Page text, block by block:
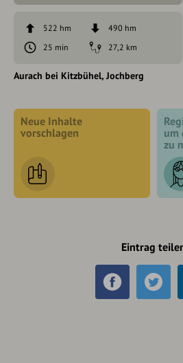
522 hm
490 hm
25 min
27,2 km
Aurach bei Kitzbühel Jochberg
Neue Inhalte
vorschlagen
um
zu
Eintrag